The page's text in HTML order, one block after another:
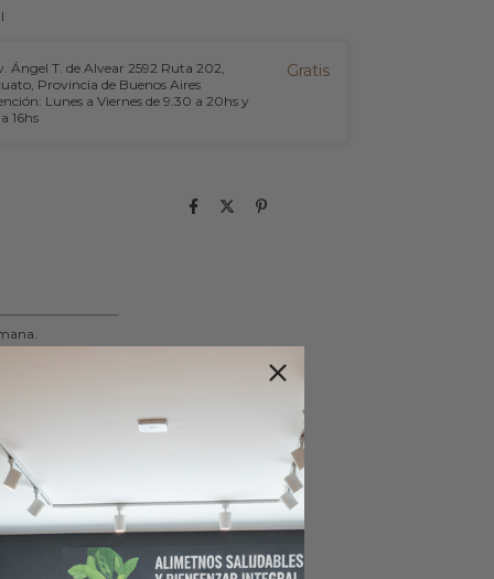
Ángel T. de Alvear 2592 Ruta 202,
Provincia de Buenos Aires
Lunes a Viernes de 9.30 a 20hs y
16hs
Gratis